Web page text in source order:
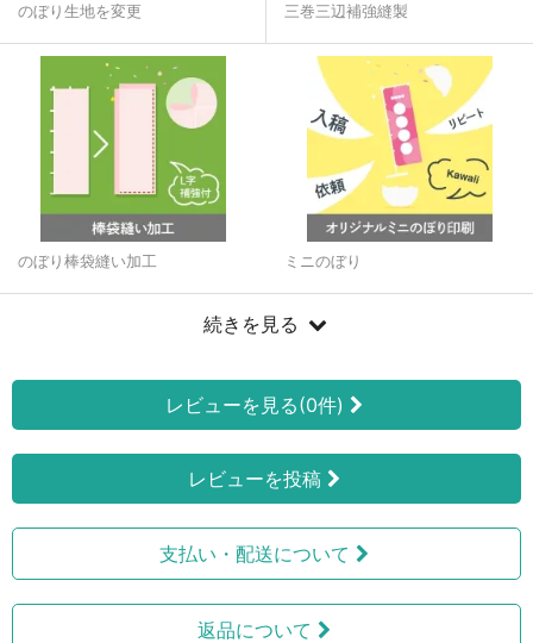
のぼり生地を変更 三巻三辺補強縫製
のぼり棒袋縫い加工 ミニのぼり
続きを見る
レビューを見る(0件)
レビューを投稿
支払い・配送について
返品について